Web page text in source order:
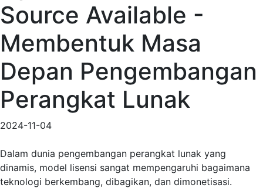
Source Available -
Membentuk Masa
Depan Pengembangan
Perangkat Lunak
2024-11-04
Dalam dunia pengembangan perangkat lunak yang
dinamis, model lisensi sangat mempengaruhi bagaimana
teknologi berkembang, dibagikan, dan dimonetisasi.